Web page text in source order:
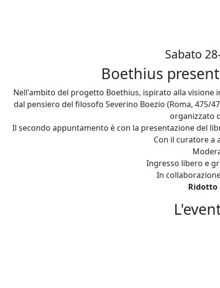
Sabato
Boethius
Nell'ambito del progetto Boethius, ispirato alla visione
dal pensiero del filosofo Severino Boezio (Roma, 475/
organizzato
Il secondo appuntamento è con la presentazione del
Con il curatore a
Ingresso libero e
In
Ridotto